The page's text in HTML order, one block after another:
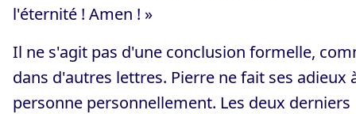
l'éternité ! Amen ! »
Il ne s'agit pas d'une conclusion formelle,
dans d'autres lettres. Pierre ne fait ses adieux
personne personnellement. Les deux derniers